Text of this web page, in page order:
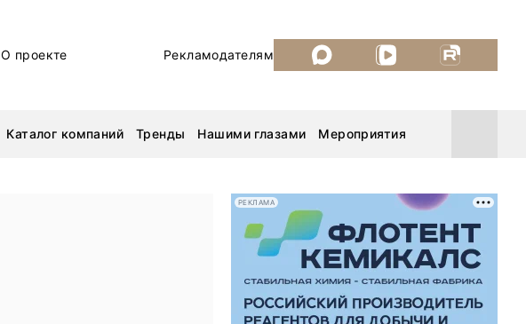
О проекте Рекламодателям
Каталог компаний Тренды Нашими глазами Мероприятия
Уголь России и Майнинг 2026
MiningWorld Russia 2026
РЕКЛАМА